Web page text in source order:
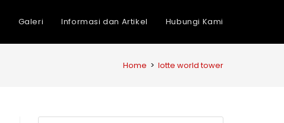
Galeri Informasi dan Artikel Hubungi Kami
Home > lotte world tower